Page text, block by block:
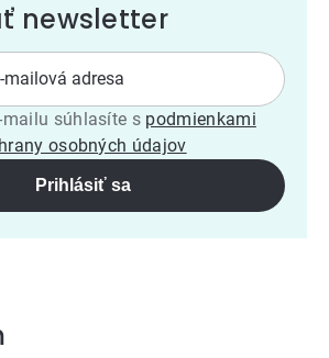
newsletter
súhlasíte s podmienkami
osobných údajov
Prihlásiť sa